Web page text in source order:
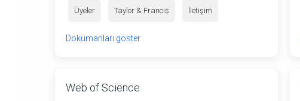
Üyeler Taylor & Francis İletişim
Dokümanları göster
Web of Science